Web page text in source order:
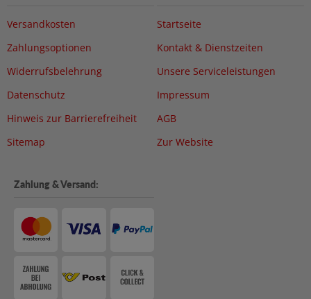
Versandkosten
Zahlungsoptionen
Widerrufsbelehrung
Datenschutz
Hinweis zur Barrierefreiheit
Sitemap
Startseite
Kontakt & Dienstzeiten
Unsere Serviceleistungen
Impressum
AGB
Zur Website
Zahlung & Versand: